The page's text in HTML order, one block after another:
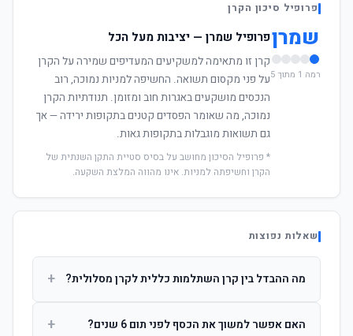
פרופיל סיכון הקרן
שמרן
רמה 1 מתוך 5
פרופיל שמרן — יציבות מעל הכל
קרן זו מתאימה למשקיעים המעדיפים שמירה על הקרן
על פני מקסום תשואה. החשיפה למניות נמוכה, רוב
הנכסים מושקעים באגרות חוב ומזומן. תנודתיות הקרן
נמוכה, מה שאומר הפסדים קטנים בתקופות ירידה — אך
גם תשואות מוגבלות בתקופות גאות.
* פרופיל הסיכון מחושב על בסיס סטיית התקן השנתית של
הקרן וחשיפתה למניות. אינו מהווה המלצת השקעה.
שאלות נפוצות
מה ההבדל בין קרן השתלמות כללית לקרן מסלולית? +
ההשקעות. קרן מסלולית עוקבת אחרי מדד ספציפי ומאפשרת
האם אפשר למשוך את הכסף לפני תום 6 שנים? +